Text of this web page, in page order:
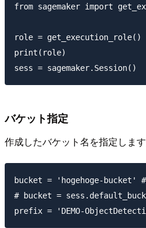
from sagemaker import
role = get_execution_role()
print(role)
バケット指定
作成したバケット名を指定します
bucket = 'hogehoge-bucket' #
# bucket =